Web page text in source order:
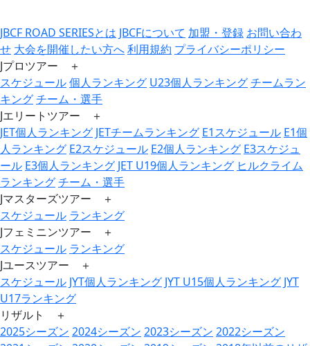
JBCF ROAD SERIESとは JBCFについて 加盟・登録 お問い合わ
せ 大会を開催したい方へ利用規約 プライバシーポリシー
Jプロツアー ＋
スケジュール個人ランキング U23個人ランキングチームラン
キングチーム・選手
Jエリートツアー ＋
JET個人ランキング JETチームランキング E1スケジュール E1個
人ランキング E2スケジュール E2個人ランキング E3スケジュ
ール E3個人ランキング JET U19個人ランキング ヒルクライム
ランキングチーム・選手
Jマスターズツアー ＋
スケジュール ランキング
Jフェミニンツアー ＋
スケジュール ランキング
Jユースツアー ＋
スケジュール JYT個人ランキング JYT U15個人ランキング JYT
U17ランキング
リザルト ＋
2025シーズン 2024シーズン 2023シーズン 2022シーズン